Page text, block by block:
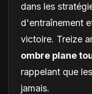
dans les
d'entraînement
victoire. Treize
ombre plane
rappelant que
jamais.